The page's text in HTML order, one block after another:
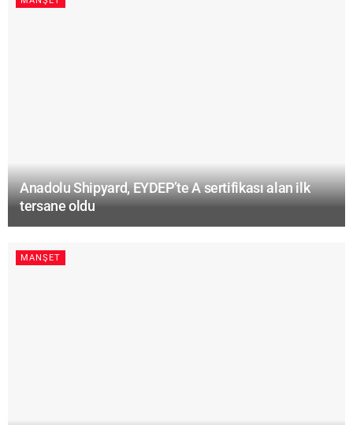
Anadolu Shipyard, EYDEP’te A sertifikası alan ilk
tersane oldu
MANŞET